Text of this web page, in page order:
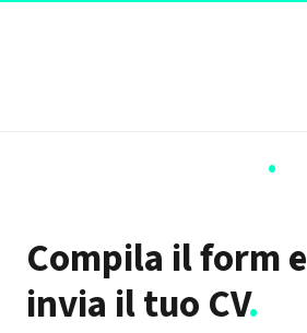
.
Compila il form e
invia il tuo CV.